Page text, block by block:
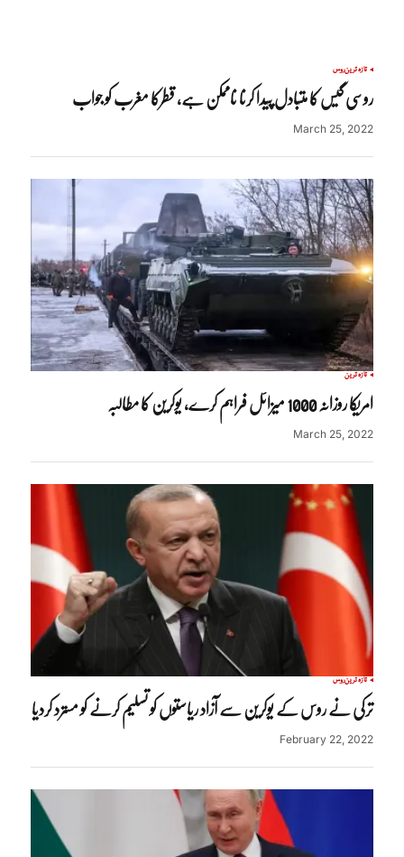
تازہ ترینروس
روسی گیس کا متبادل پیدا کرنا ناممکن ہے، قطرکا مغرب کو جواب
March 25, 2022
تازہ ترین
امریکا روزانہ 1000 میزائل فراہم کرے، یوکرین کا مطالبہ
March 25, 2022
تازہ ترینروس
ترکی نے روس کے یوکرین سے آزاد ریاستوں کو تسلیم کرنے کو مسترد کردیا
February 22, 2022